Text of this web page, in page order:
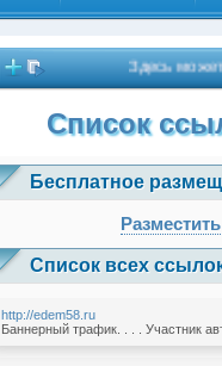
Здесь может
Список
Бесплатное
Список всех
http://edem58.ru
Баннерный трафик. . . . Участник